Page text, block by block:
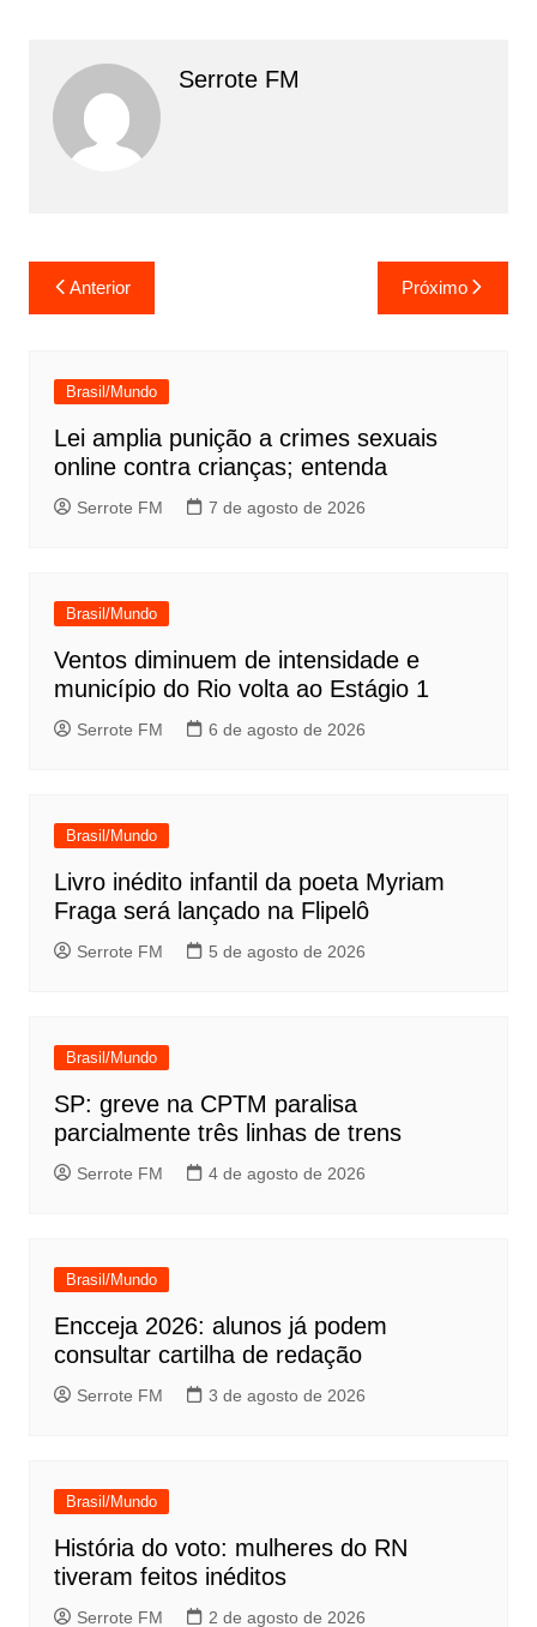
Serrote FM
Navegação
de
Anterior Próximo
Brasil/Mundo
Lei amplia punição a crimes sexuais
online contra crianças; entenda
Serrote FM 7 de agosto de 2026
Brasil/Mundo
Ventos diminuem de intensidade e
município do Rio volta ao Estágio 1
Serrote FM 6 de agosto de 2026
Brasil/Mundo
Livro inédito infantil da poeta Myriam
Fraga será lançado na Flipelô
Serrote FM 5 de agosto de 2026
Brasil/Mundo
SP: greve na CPTM paralisa
parcialmente três linhas de trens
Serrote FM 4 de agosto de 2026
Brasil/Mundo
Encceja 2026: alunos já podem
consultar cartilha de redação
Serrote FM 3 de agosto de 2026
Brasil/Mundo
História do voto: mulheres do RN
tiveram feitos inéditos
Serrote FM 2 de agosto de 2026